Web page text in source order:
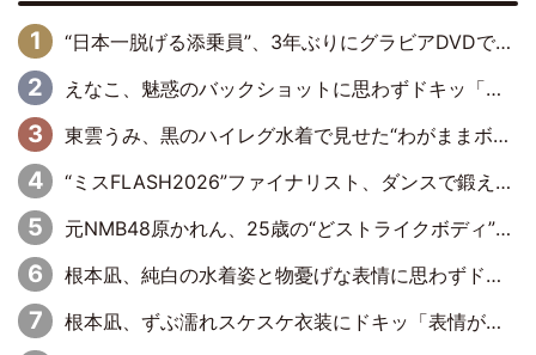
“日本一脱げる添乗員”、3年ぶりにグラビアDVDで復活 31歳の艶やかな表情がさえわたる
えなこ、魅惑のバックショットに思わずドキッ「世界最高レベルの美しさ」「クールビューティーで良き」「ポーズも表情も完璧」
東雲うみ、黒のハイレグ水着で見せた“わがままボディ”がたまらない「うみちゃんカワイイ」「全てがステキな女神さま」「魅力的です」
“ミスFLASH2026”ファイナリスト、ダンスで鍛え上げた健康的な美ボディー披露
元NMB48原かれん、25歳の“どストライクボディ”をバリで解禁 169cmモデル体形で挑む初の本格グラビア
根本凪、純白の水着姿と物憂げな表情に思わずドキドキ…「ステキなお写真」「透明感がスゴい」
根本凪、ずぶ濡れスケスケ衣装にドキッ「表情が良過ぎる」「ねもちゃんの眼差しにドキドキが止まらない」